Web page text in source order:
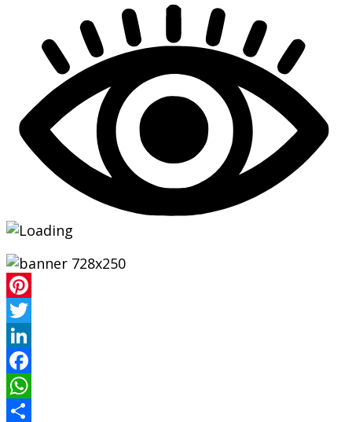
Pinterest
Twitter
LinkedIn
Facebook
WhatsApp